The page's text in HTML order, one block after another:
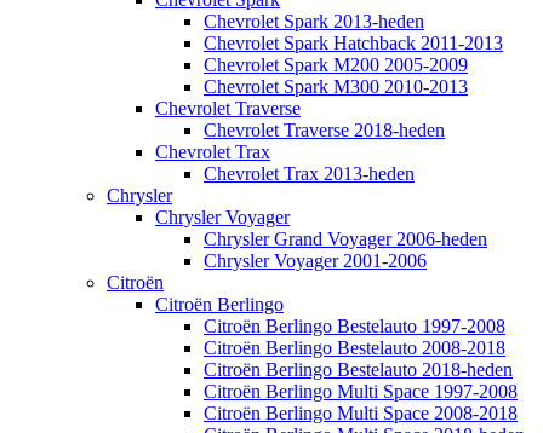
Chevrolet Spark 2013-heden
Chevrolet Spark Hatchback 2011-2013
Chevrolet Spark M200 2005-2009
Chevrolet Spark M300 2010-2013
Chevrolet Traverse
Chevrolet Traverse 2018-heden
Chevrolet Trax
Chevrolet Trax 2013-heden
Chrysler
Chrysler Voyager
Chrysler Grand Voyager 2006-heden
Chrysler Voyager 2001-2006
Citroën
Citroën Berlingo
Citroën Berlingo Bestelauto 1997-2008
Citroën Berlingo Bestelauto 2008-2018
Citroën Berlingo Bestelauto 2018-heden
Citroën Berlingo Multi Space 1997-2008
Citroën Berlingo Multi Space 2008-2018